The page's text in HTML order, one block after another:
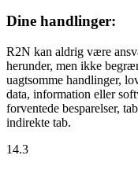
Dine handlinger:
R2N kan aldrig være
herunder, men ikke
uagtsomme handlinger,
data, information eller
forventede besparelser,
indirekte tab.
14.3